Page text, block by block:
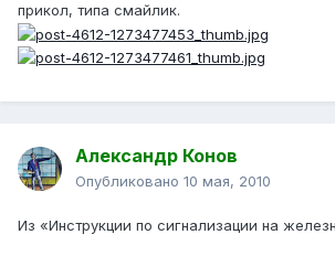
прикол, типа смайлик.
Александр Конов
Опубликовано 10 мая, 2010
Из «Инструкции по сигнализации на